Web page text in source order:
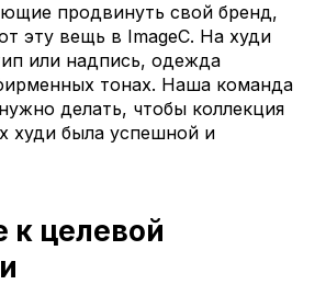
продвинуть свой бренд,
эту вещь в ImageC. На худи
или надпись, одежда
тонах. Наша команда
делать, чтобы коллекция
худи была успешной и
к целевой